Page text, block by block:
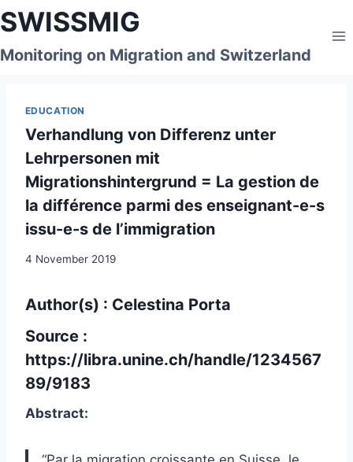
Skip
to
content
SWISSMIG
Monitoring on Migration and Switzerland
EDUCATION
Verhandlung von Differenz unter
Lehrpersonen mit
Migrationshintergrund = La gestion de
la différence parmi des enseignant-e-s
issu-e-s de l’immigration
4 November 2019
Author(s) : Celestina Porta
Source :
https://libra.unine.ch/handle/1234567
89/9183
Abstract: